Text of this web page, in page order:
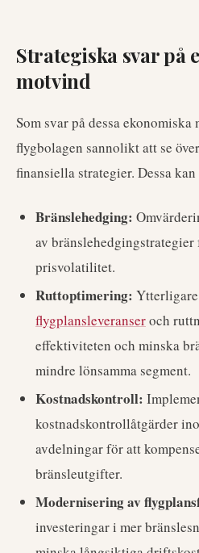
Strategiska svar på
motvind
Som svar på dessa
flygbolagen sannolikt att se
finansiella strategier. Dessa
Bränslehedging:
av
prisvolatilitet.
Ruttoptimering:
flygplansleveranseroch
effektiviteten och minska
mindre lönsamma segment.
Kostnadskontroll:
kostnadskontrollåtgärder
avdelningar för att
bränsleutgifter.
Modernisering av
investeringar i mer